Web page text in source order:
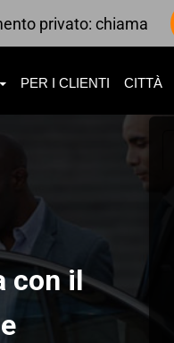
privato: chiama
PER I CLIENTI CITTÀ
con il